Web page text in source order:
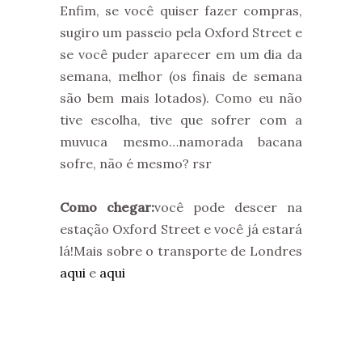
Enfim, se você quiser fazer compras,
sugiro um passeio pela Oxford Street e
se você puder aparecer em um dia da
semana, melhor (os finais de semana
são bem mais lotados). Como eu não
tive escolha, tive que sofrer com a
muvuca mesmo…namorada bacana
sofre, não é mesmo? rsr
Como chegar:você pode descer na
estação Oxford Street e você já estará
lá!Mais sobre o transporte de Londres
aqui e aqui